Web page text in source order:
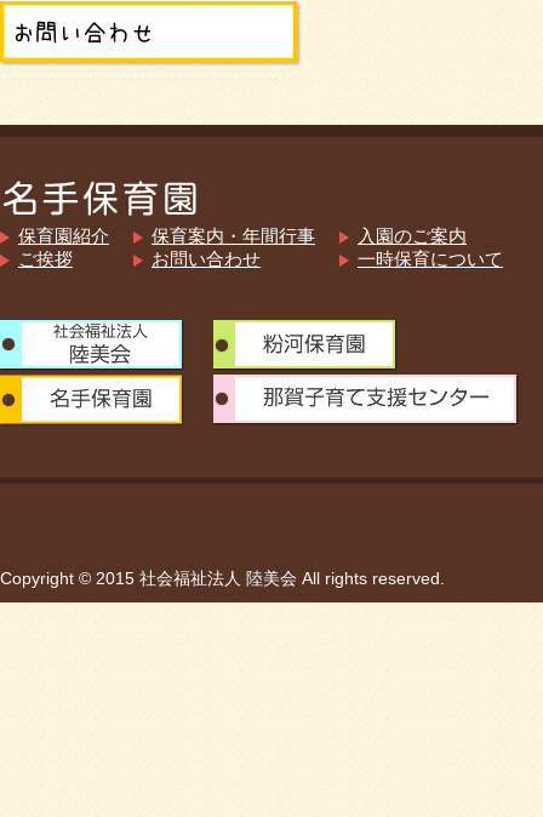
保育園紹介
ご挨拶
保育案内・年間行事
お問い合わせ
入園のご案内
一時保育について
Copyright © 2015 社会福祉法人 陸美会 All rights reserved.